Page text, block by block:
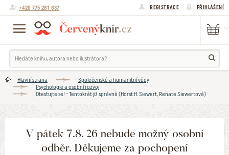
+420 775 281 837 REGISTRACE PŘIHLÁŠENÍ
Hlavní strana
Společenské a humanitní vědy
Psychologie a osobní rozvoj
Otestujte se! - Tentokrát již správně (Horst H. Siewert, Renate Siewertová)
V pátek 7.8. 26 nebude možný osobní
odběr. Děkujeme za pochopení